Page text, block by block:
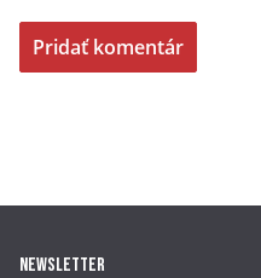
Newsletter